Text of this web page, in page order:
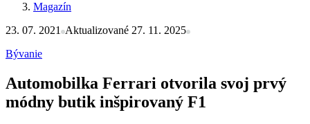
Magazín
23. 07. 2021 Aktualizované 27. 11. 2025
Bývanie
Automobilka Ferrari otvorila svoj prvý
módny butik inšpirovaný F1